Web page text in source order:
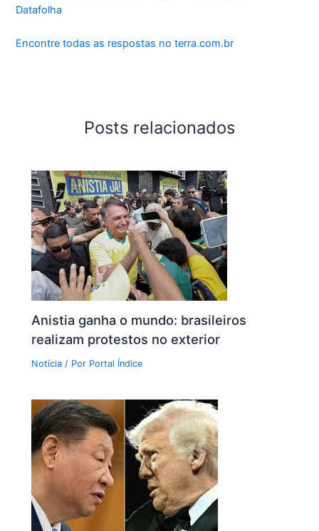
Datafolha
Encontre todas as respostas no terra.com.br
Posts relacionados
Anistia ganha o mundo: brasileiros
realizam protestos no exterior
Notícia / Por Portal Índice